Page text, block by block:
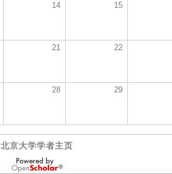
14 15
21 22
28 29
北京大学学者主页
OpenScholar